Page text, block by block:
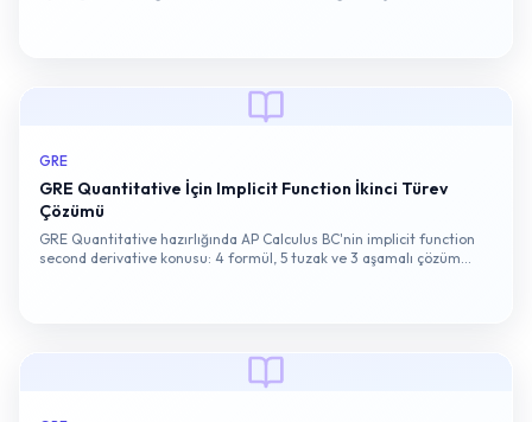
GRE
GRE Quantitative İçin Implicit Function İkinci Türev
Çözümü
GRE Quantitative hazırlığında AP Calculus BC'nin implicit function
second derivative konusu: 4 formül, 5 tuzak ve 3 aşamalı çözüm